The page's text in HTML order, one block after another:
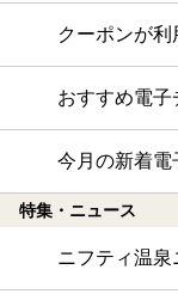
クーポンが
おすすめ電
今月の新着電
特集・ニュース
ニフティ温泉